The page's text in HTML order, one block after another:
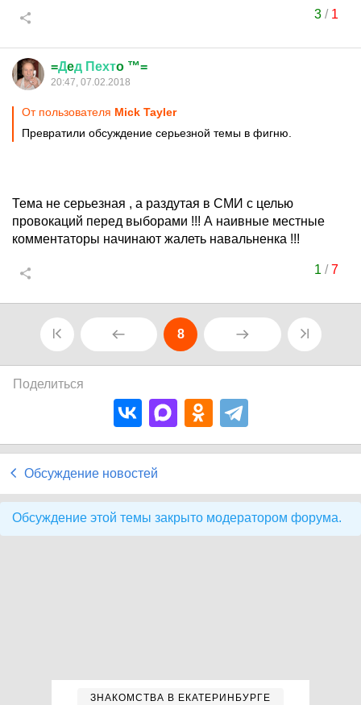
3/ 1
=Дeд Пехтo ™=
20:47, 07.02.2018
От пользователя Mick Tayler
Превратили обсуждение серьезной темы в фигню.
Тема не серьезная , а раздутая в СМИ с целью
провокаций перед выборами !!! А наивные местные
комментаторы начинают жалеть навальненка !!!
1 /7
8
Поделиться
Обсуждение новостей
Обсуждение этой темы закрыто модератором форума.
ЗНАКОМСТВА В ЕКАТЕРИНБУРГЕ